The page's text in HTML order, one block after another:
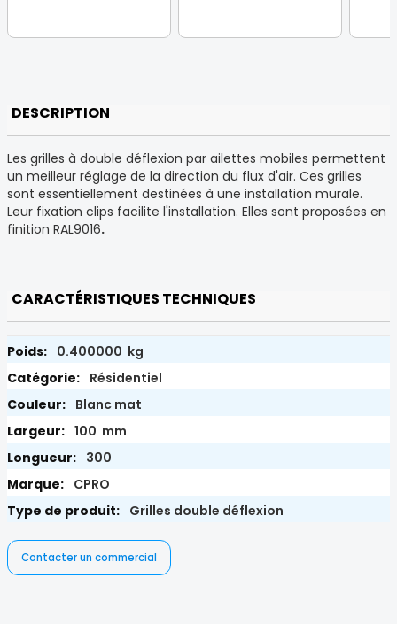
DESCRIPTION
Les grilles à double déflexion par ailettes mobiles permettent
un meilleur réglage de la direction du flux d'air. Ces grilles
sont essentiellement destinées à une installation murale.
Leur fixation clips facilite l'installation. Elles sont proposées en
finition RAL9016.
CARACTÉRISTIQUES TECHNIQUES
0.400000 kg
Résidentiel
Blanc mat
100 mm
300
CPRO
Grilles double déflexion
Contacter un commercial